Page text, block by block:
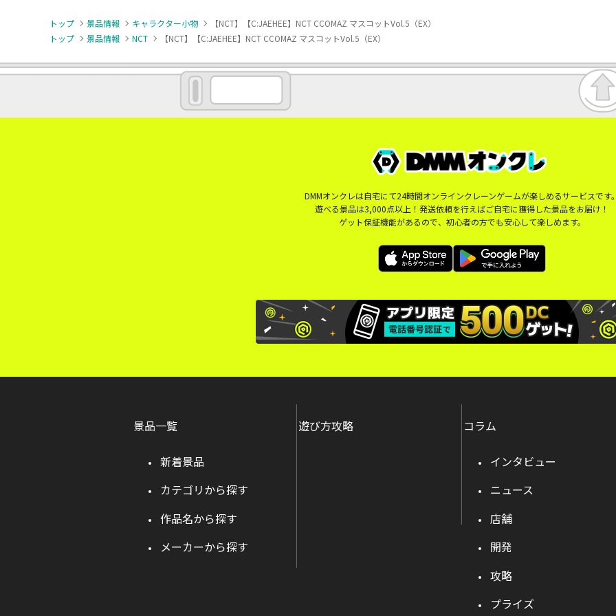
トップ 景品情報 キャラクター小物
【NCT】【C:JAEHEE】NCT CCOMAZ マスコットVol.5（EX）
トップ
景品情報 NCT 【NCT】【C:JAEHEE】NCT CCOMAZ マスコットVol.5（EX）
DMMオンクレは自宅にて24時間オンラインクレーンゲームが楽しめるサービスです
遊べる景品は3,000点以上！発送依頼を行えばご自宅に獲得した景品をお届け！
ゲット保証機能があるので、初心者の方でも安心して楽しめます。
景品一覧
新着景品
カテゴリから探す
作品名から探す
メーカーから探す
遊び方攻略 コラム
インタビュー
ニュース
店舗
開発
攻略
プライズ